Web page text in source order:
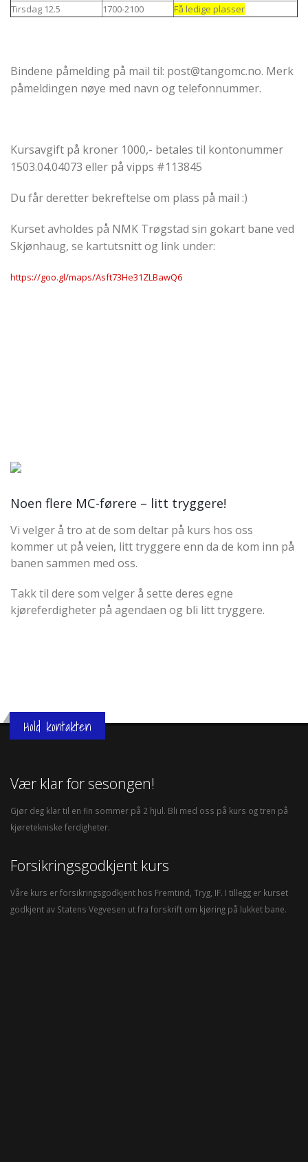
Tirsdag 12.5
1700-2100 Få ledige plasser
Bindene påmelding på mail til: post@tangomc.no. Merk
påmeldingen nøye med navn og telefonnummer.
Kursavgift på kroner 1000,- betales til kontonummer
1503.04.04073 eller på vipps #113845
Du får deretter bekreftelse om plass på mail :)
Kurset avholdes på NMK Trøgstad sin gokart bane ved
Skjønhaug, se kartutsnitt og link under:
https://goo.gl/maps/Asft73He31ZLBawQ6
Noen flere MC-førere – litt tryggere!
Vi velger å tro at de som deltar på kurs hos oss
kommer ut på veien, litt tryggere enn da de kom inn på
banen sammen med oss.
Takk til dere som velger å sette deres egne
kjøreferdigheter på agendaen og bli litt tryggere.
Hold kontakten
Vær klar for sesongen!
Gjør deg klar til en fin sommer på 2 hjul. Bli med oss på kurs og tren på
kjøretekniske ferdigheter.
Forsikringsgodkjent kurs
Våre kurs er forsikringsgodkjent hos Fremtind, Tryg, IF. I tillegg er kurset
godkjent av Statens Vegvesen ut fra forskrift om kjøring på lukket bane.